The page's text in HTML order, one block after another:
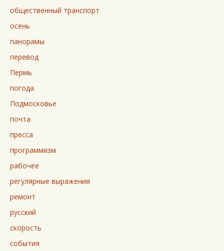
общественный транспорт
осень
панорамы
перевод
Пермь
погода
Подмосковье
почта
пресса
программизм
рабочее
регулярные выражения
ремонт
русский
скорость
события